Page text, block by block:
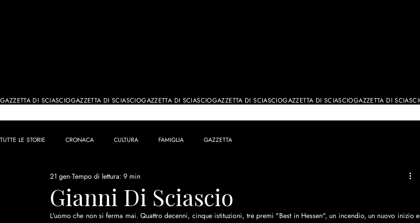
GAZZETTA DI SCIASCIO
TUTTE LE STORIE CRONACA CULTURA FAMIGLIA GAZZETTA
Gianni Di Sciascio
21 gen Tempo di lettura: 9 min
L'uomo che non si ferma mai. Quattro decenni, cinque istituzioni, tre premi "Best in Hessen", un incendio, un nuovo inizio e